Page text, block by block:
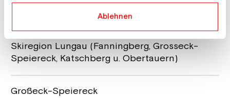
Ablehnen
Skiregion Lungau (Fanningberg, Grosseck-
Speiereck, Katschberg u. Obertauern)
Großeck-Speiereck